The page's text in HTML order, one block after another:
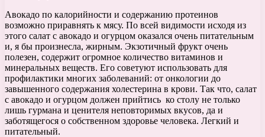
Авокадо по калорийности и содержанию протеинов
возможно приравнять к мясу. По всей видимости исходя из
этого салат с авокадо и огурцом оказался очень питательным
и, я бы произнесла, жирным. Экзотичный фрукт очень
полезен, содержит огромное количество витаминов и
минеральных веществ. Его советуют использовать для
профилактики многих заболеваний: от онкологии до
завышенного содержания холестерина в крови. Так что, салат
с авокадо и огурцом должен прийтись ко столу не только
лишь гурмана и ценителя неповторимых вкусов, да и
заботящегося о собственном здоровье человека. Легкий и
питательный.